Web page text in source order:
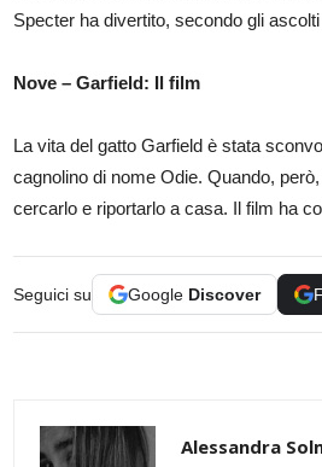
Specter ha divertito, secondo gli
Nove – Garfield: Il film
La vita del gatto Garfield è stata
cagnolino di nome Odie. Quando,
cercarlo e riportarlo a casa. Il film ha
Seguici su Google Discover
Alessandra